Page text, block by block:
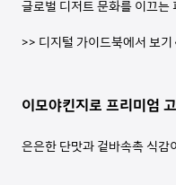
글로벌 디저트 문화를 이끄는
>> 디지털 가이드북에서 보기
이모야킨지로 프리미엄
은은한 단맛과 겉바속촉 식감